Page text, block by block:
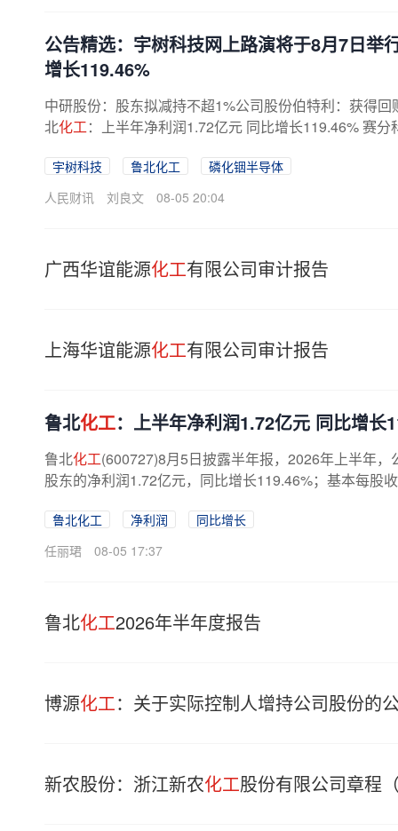
公告精选：宇树科技网上路演将于8月7日举
增长119.46%
中研股份：股东拟减持不超1%公司股份伯特利：获得
北化工：上半年净利润1.72亿元 同比增长119.46% 赛
宇树科技 鲁北化工
磷化铟半导体
人民财讯
刘良文 08-05 20:04
广西华谊能源化工有限公司审计报告
上海华谊能源化工有限公司审计报告
鲁北化工：上半年净利润1.72亿元 同比增长
鲁北化工(600727)8月5日披露半年报，2026年上半年
股东的净利润1.72亿元，同比增长119.46%；基本每股
鲁北化工 净利润
同比增长
任丽珺
08-05 17:37
鲁北化工2026年半年度报告
博源化工：关于实际控制人增持公司股份的
新农股份：浙江新农化工股份有限公司章程